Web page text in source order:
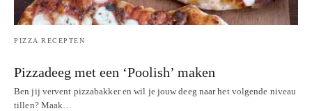
PIZZA RECEPTEN
Pizzadeeg met een ‘Poolish’ maken
Ben jij vervent pizzabakker en wil je jouw deeg naar het volgende niveau
tillen? Maak…